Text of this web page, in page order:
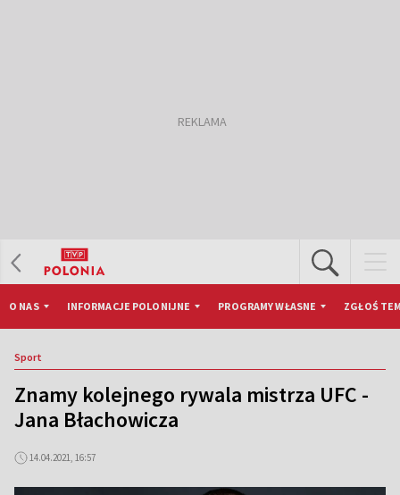
O NAS INFORMACJE POLONIJNE PROGRAMY WŁASNE ZGŁOŚ
Sport
Znamy kolejnego rywala mistrza UFC -
Jana Błachowicza
14.04.2021, 16:57